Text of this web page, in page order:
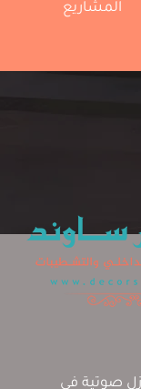
المشاريع
صوتية في